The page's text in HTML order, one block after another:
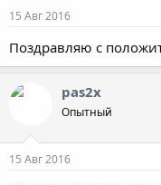
15 Авг 2016
Поздравляю с
pas2x
Опытный
15 Авг 2016